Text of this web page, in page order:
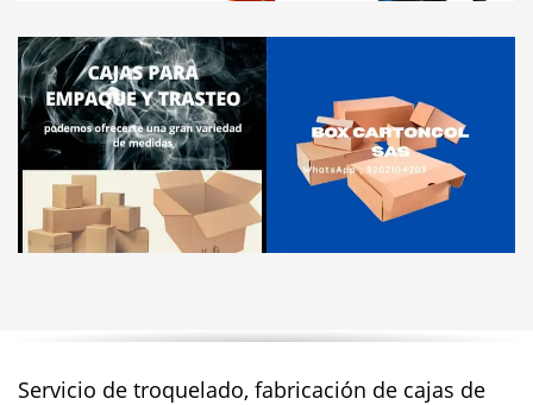
Servicio de troquelado, fabricación de cajas de